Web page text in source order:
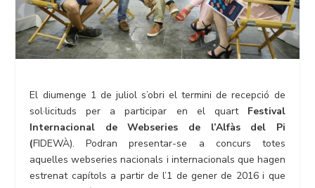
El diumenge 1 de juliol s’obri el termini de recepció de
sol·licituds per a participar en el quart Festival
Internacional deWebseries de l’Alfàs del Pi
(FIDEWÀ). Podran presentar-se a concurs totes
aquelles webseries nacionals i internacionals que hagen
estrenat capítols a partir de l’1 de gener de 2016 i que